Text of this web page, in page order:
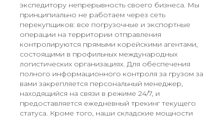
экспедитору непрерывность своего бизнеса. Мы
принципиально не работаем через сеть
перекупщиков: все погрузочные и экспортные
операции на территории отправления
контролируются прямыми корейскими агентами,
состоящими в профильных международных
логистических организациях. Для обеспечения
полного информационного контроля за грузом за
вами закрепляется персональный менеджер,
находящийся на связи в режиме 24/7, и
предоставляется ежедневный трекинг текущего
статуса. Кроме того, наши складские мощности